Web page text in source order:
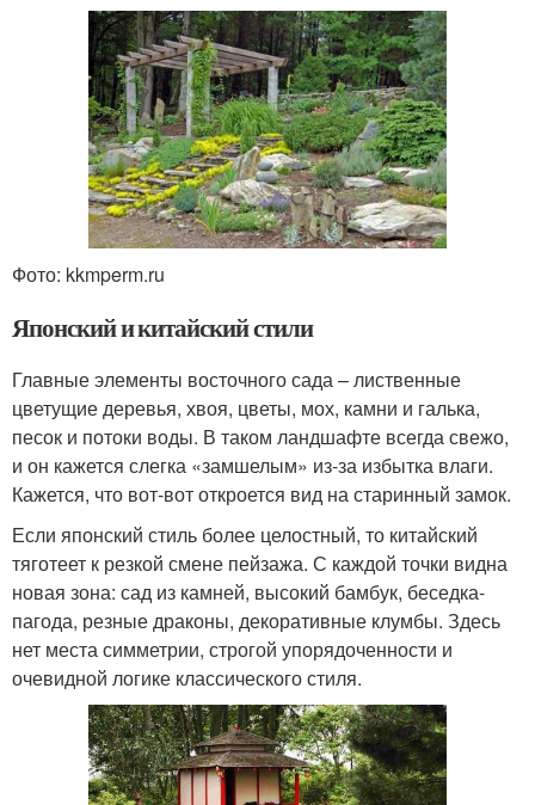
Фото: kkmperm.ru
Японский и китайский стили
Главные элементы восточного сада – лиственные
цветущие деревья, хвоя, цветы, мох, камни и галька,
песок и потоки воды. В таком ландшафте всегда свежо,
и он кажется слегка «замшелым» из-за избытка влаги.
Кажется, что вот-вот откроется вид на старинный замок.
Если японский стиль более целостный, то китайский
тяготеет к резкой смене пейзажа. С каждой точки видна
новая зона: сад из камней, высокий бамбук, беседка-
пагода, резные драконы, декоративные клумбы. Здесь
нет места симметрии, строгой упорядоченности и
очевидной логике классического стиля.